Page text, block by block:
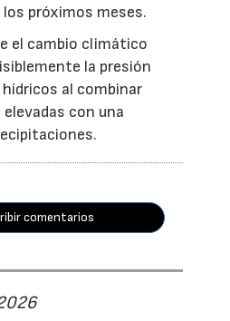
próximos meses.
el cambio climático
la presión
al combinar
con una
comentarios